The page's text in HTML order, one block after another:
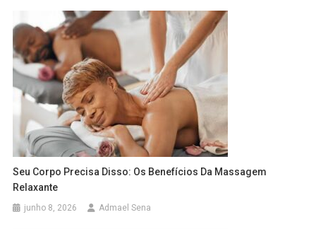
Seu Corpo Precisa Disso: Os Benefícios Da Massagem
Relaxante
junho 8, 2026 Admael Sena